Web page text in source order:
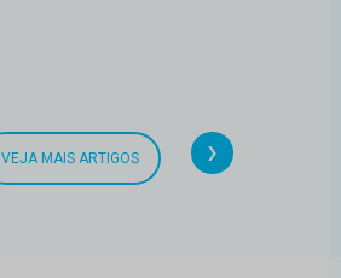
›
VEJA MAIS ARTIGOS